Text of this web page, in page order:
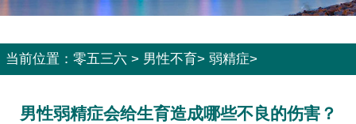
当前位置： 零五三六 > 男性不育> 弱精症>
男性弱精症会给生育造成哪些不良的伤害？